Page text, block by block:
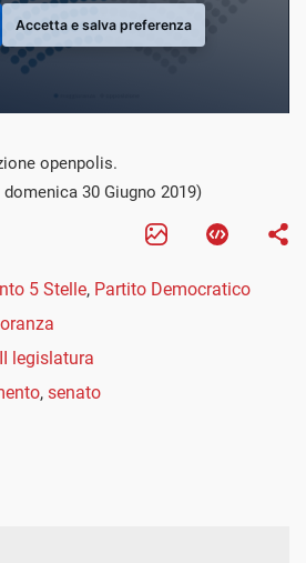
Accetta e salva preferenza
openpolis.
30 Giugno 2019)
5 Stelle, Partito Democratico
legislatura
, senato